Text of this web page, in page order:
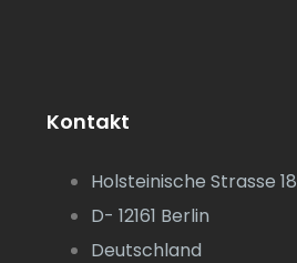
Kontakt
Holsteinische Strasse 18
D- 12161 Berlin
Deutschland